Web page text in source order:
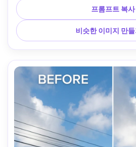
프롬프트 복사
비슷한 이미지 만